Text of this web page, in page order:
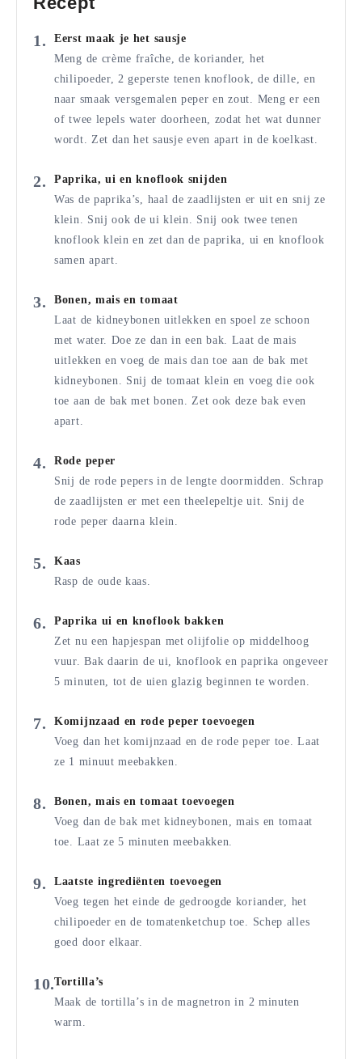
Eerst maak je het sausje
Meng de crème fraîche, de koriander, het
chilipoeder, 2 geperste tenen knoflook, de dille, en
naar smaak versgemalen peper en zout. Meng er een
of twee lepels water doorheen, zodat het wat dunner
wordt. Zet dan het sausje even apart in de koelkast.
Paprika, ui en knoflook snijden
Was de paprika’s, haal de zaadlijsten er uit en snij ze
klein. Snij ook de ui klein. Snij ook twee tenen
knoflook klein en zet dan de paprika, ui en knoflook
samen apart.
Bonen, mais en tomaat
Laat de kidneybonen uitlekken en spoel ze schoon
met water. Doe ze dan in een bak. Laat de mais
uitlekken en voeg de mais dan toe aan de bak met
kidneybonen. Snij de tomaat klein en voeg die ook
toe aan de bak met bonen. Zet ook deze bak even
apart.
Rode peper
Snij de rode pepers in de lengte doormidden. Schrap
de zaadlijsten er met een theelepeltje uit. Snij de
rode peper daarna klein.
Kaas
Rasp de oude kaas.
Paprika ui en knoflook bakken
Zet nu een hapjespan met olijfolie op middelhoog
vuur. Bak daarin de ui, knoflook en paprika ongeveer
5 minuten, tot de uien glazig beginnen te worden.
Komijnzaad en rode peper toevoegen
Voeg dan het komijnzaad en de rode peper toe. Laat
ze 1 minuut meebakken.
Bonen, mais en tomaat toevoegen
Voeg dan de bak met kidneybonen, mais en tomaat
toe. Laat ze 5 minuten meebakken.
Laatste ingrediënten toevoegen
Voeg tegen het einde de gedroogde koriander, het
chilipoeder en de tomatenketchup toe. Schep alles
goed door elkaar.
Tortilla’s
Maak de tortilla’s in de magnetron in 2 minuten
warm.